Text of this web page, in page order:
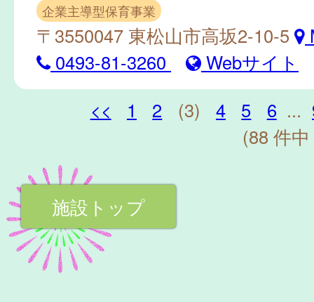
企業主導型保育事業
〒3550047 東松山市高坂2-10-5
0493-81-3260
Webサイト
<<
1 2 (3) 4 5 6 ...
(88 件
施設トップ